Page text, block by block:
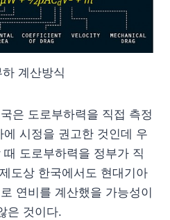
하 계산방식
은 도로부하력을 직접 측정
에 시정을 권고한 것인데 우
도로부하력을 정부가 직
도상 한국에서도 현대기아
연비를 계산했을 가능성이
은 것이다.